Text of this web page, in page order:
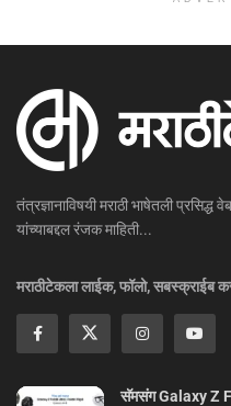
तंत्रज्ञानाविषयी मराठी भाषेतली
यांच्याबद्दल रंजक माहिती...
मराठीटेकला लाईक, फॉलो, सबस्क्राईब
सॅमसंग Galaxy Z